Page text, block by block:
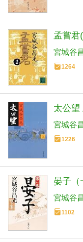
孟嘗君
宮城谷
1264
太公望
宮城谷
1226
晏子（
宮城谷
1102